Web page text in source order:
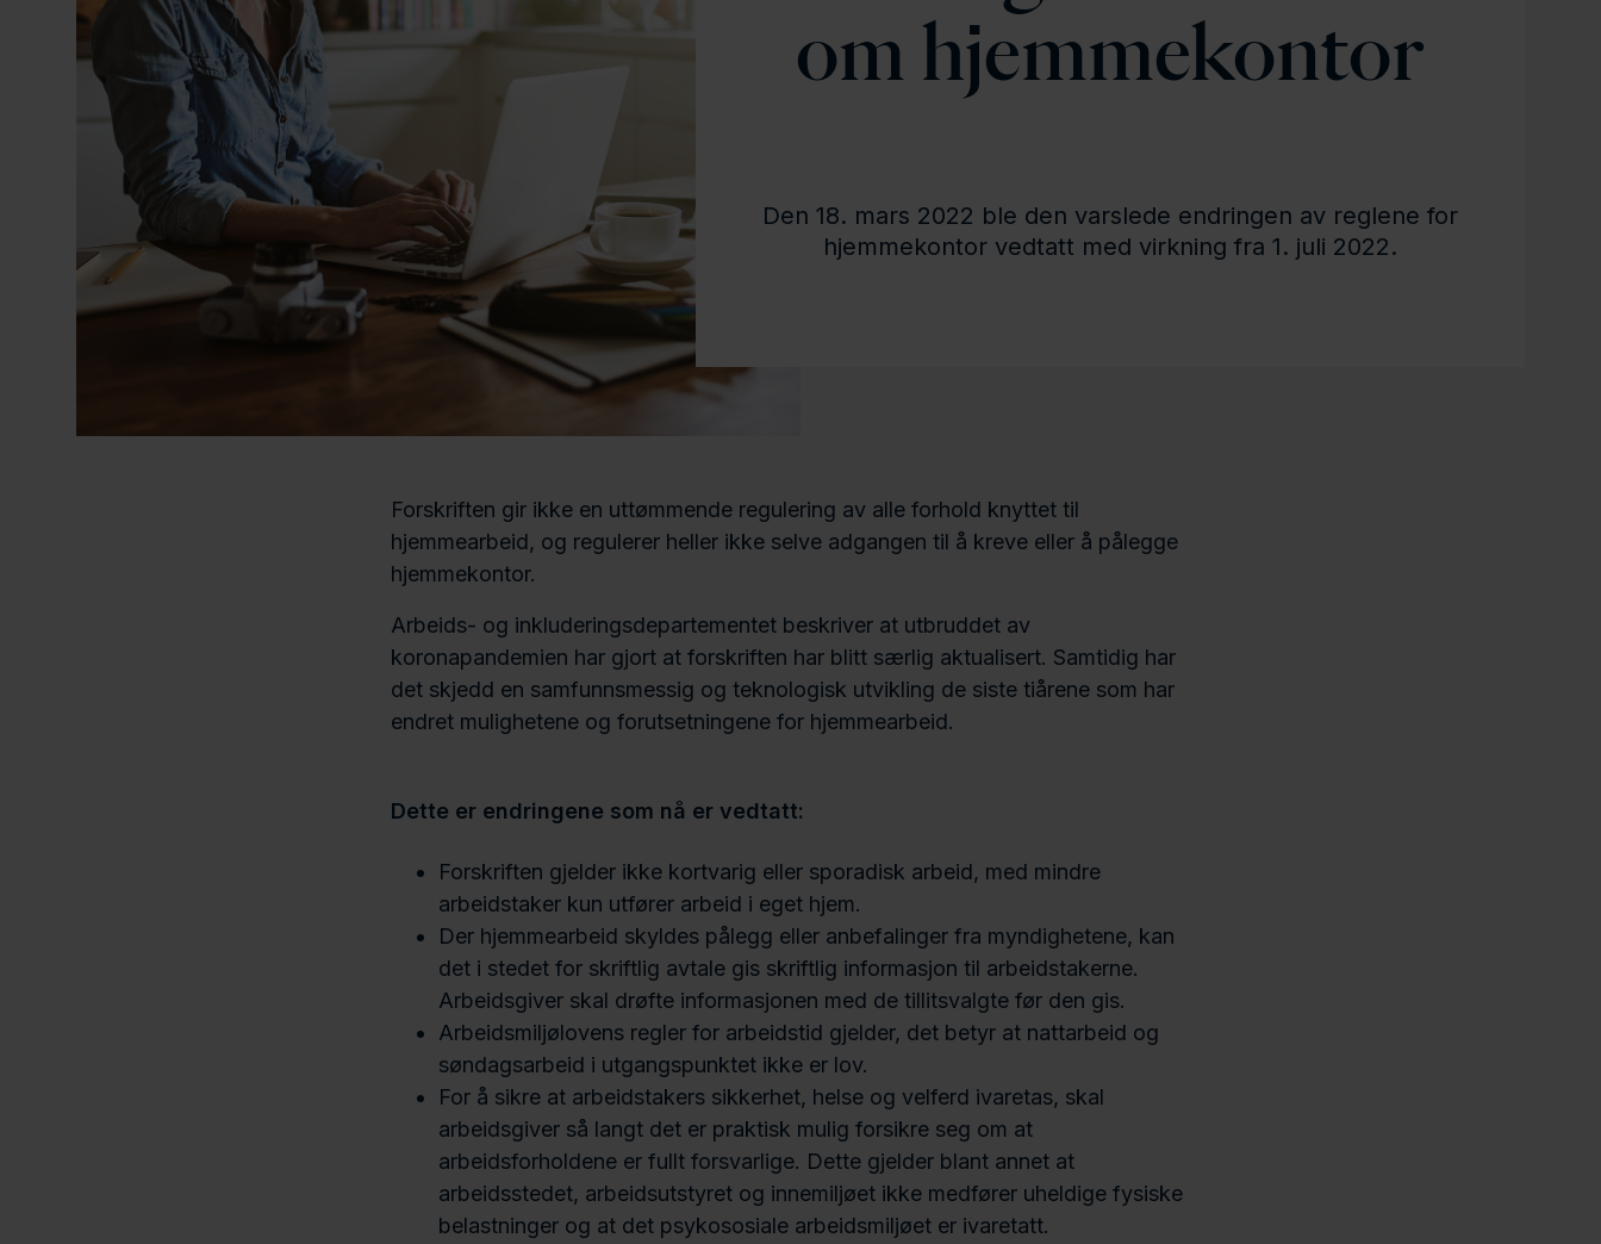
om hjemmekontor
Den 18. mars 2022 ble den varslede endringen av reglene for
hjemmekontor vedtatt med virkning fra 1. juli 2022.
Forskriften gir ikke en uttømmende regulering av alle forhold knyttet til
hjemmearbeid, og regulerer heller ikke selve adgangen til å kreve eller å pålegge
hjemmekontor.
Arbeids- og inkluderingsdepartementet beskriver at utbruddet av
koronapandemien har gjort at forskriften har blitt særlig aktualisert. Samtidig har
det skjedd en samfunnsmessig og teknologisk utvikling de siste tiårene som har
endret mulighetene og forutsetningene for hjemmearbeid.
Dette er endringene som nå er vedtatt:
Forskriften gjelder ikke kortvarig eller sporadisk arbeid, med mindre
arbeidstaker kun utfører arbeid i eget hjem.
Der hjemmearbeid skyldes pålegg eller anbefalinger fra myndighetene, kan
det i stedet for skriftlig avtale gis skriftlig informasjon til arbeidstakerne.
Arbeidsgiver skal drøfte informasjonen med de tillitsvalgte før den gis.
Arbeidsmiljølovens regler for arbeidstid gjelder, det betyr at nattarbeid og
søndagsarbeid i utgangspunktet ikke er lov.
For å sikre at arbeidstakers sikkerhet, helse og velferd ivaretas, skal
arbeidsgiver så langt det er praktisk mulig forsikre seg om at
arbeidsforholdene er fullt forsvarlige. Dette gjelder blant annet at
arbeidsstedet, arbeidsutstyret og innemiljøet ikke medfører uheldige fysiske
belastninger og at det psykososiale arbeidsmiljøet er ivaretatt.